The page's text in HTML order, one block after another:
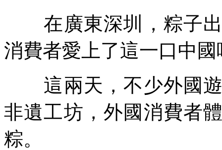
在廣東深圳，粽子出
消費者愛上了這一口中國
這兩天，不少外國遊
非遺工坊，外國消費者
粽。